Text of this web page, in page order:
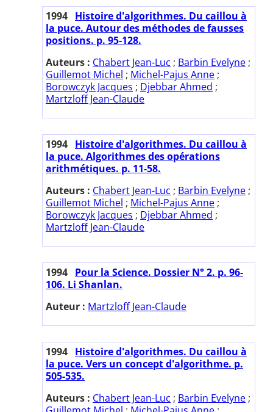
1994 Histoire d'algorithmes. Du caillou à
la puce. Autour des méthodes de fausses
positions. p. 95-128.
Auteurs : Chabert Jean-Luc ; Barbin Evelyne ;
Guillemot Michel ; Michel-Pajus Anne ;
Borowczyk Jacques ; Djebbar Ahmed ;
Martzloff Jean-Claude
1994 Histoire d'algorithmes. Du caillou à
la puce. Algorithmes des opérations
arithmétiques. p. 11-58.
Auteurs : Chabert Jean-Luc ; Barbin Evelyne ;
Guillemot Michel ; Michel-Pajus Anne ;
Borowczyk Jacques ; Djebbar Ahmed ;
Martzloff Jean-Claude
1994 Pour la Science. Dossier N° 2. p. 96-
106. Li Shanlan.
Auteur : Martzloff Jean-Claude
1994 Histoire d'algorithmes. Du caillou à
la puce. Vers un concept d'algorithme. p.
505-535.
Auteurs : Chabert Jean-Luc ; Barbin Evelyne ;